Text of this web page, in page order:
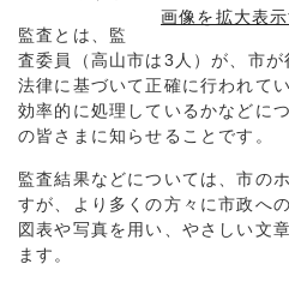
画像を拡大表
監査とは、監
査委員（高山市は3人）が、市が
法律に基づいて正確に行われて
効率的に処理しているかなどに
の皆さまに知らせることです。
監査結果などについては、市の
すが、より多くの方々に市政へ
図表や写真を用い、やさしい文
ます。